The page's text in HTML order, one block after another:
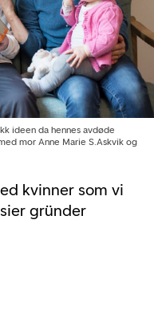
kvinner som vi
gründer
ideen da hennes avdøde
mor Anne Marie S.Askvik og